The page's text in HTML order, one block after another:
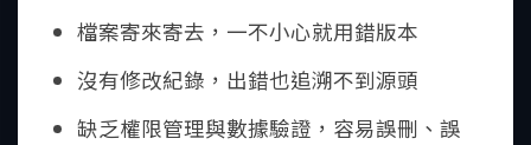
檔案寄來寄去，一不小心就用錯版本
沒有修改紀錄，出錯也追溯不到源頭
缺乏權限管理與數據驗證，容易誤刪、誤